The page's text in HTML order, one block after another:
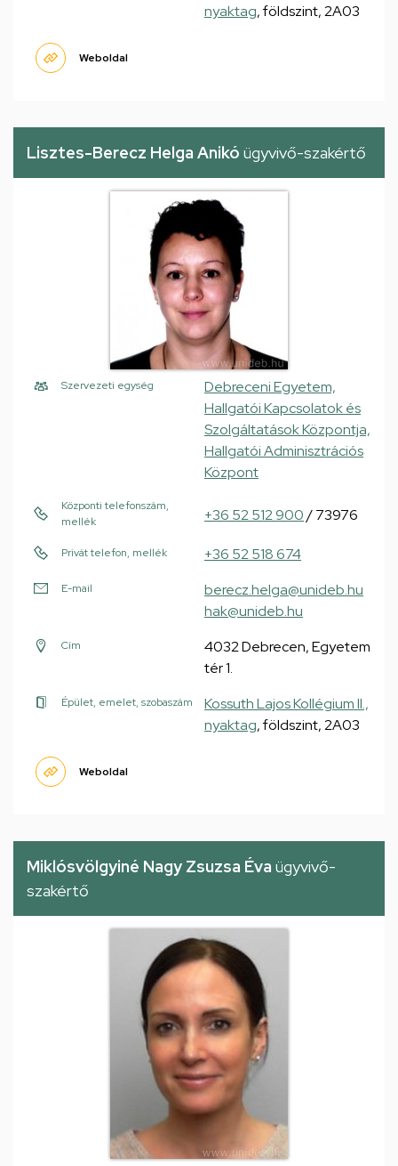
nyaktag, földszint, 2A03
Weboldal
Lisztes-Berecz Helga Anikó ügyvivő-szakértő
Szervezeti egység
Debreceni Egyetem,
Hallgatói Kapcsolatok és
Szolgáltatások Központja,
Hallgatói Adminisztrációs
Központ
Központi telefonszám,
mellék
+36 52 512 900/ 73976
Privát telefon, mellék +36 52 518 674
E-mail
berecz.helga@unideb.hu
hak@unideb.hu
Cím
4032 Debrecen, Egyetem
tér 1.
Épület, emelet, szobaszám
Kossuth Lajos Kollégium II.,
nyaktag, földszint, 2A03
Weboldal
Miklósvölgyiné Nagy Zsuzsa Éva ügyvivő-
szakértő